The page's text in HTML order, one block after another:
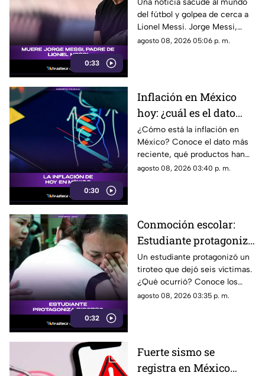
0:33
Una noticia sacude al mundo
del fútbol y golpea de cerca a
Lionel Messi. Jorge Messi,
padre y representante del astro
agosto 08, 2026 05:06 p. m.
0:30
Inflación en México
hoy: ¿cuál es el dato
actual?
¿Cómo está la inflación en
México? Conoce el dato más
reciente, qué productos han
subido de precio y cómo
agosto 08, 2026 03:40 p. m.
0:32
Conmoción escolar:
Estudiante protagoniza
t1r0t30 con seis
víctimas
Un estudiante protagonizó un
tiroteo que dejó seis víctimas.
¿Qué ocurrió? Conoce los
detalles de esta tragedia.
agosto 08, 2026 03:35 p. m.
Fuerte sismo se
registra en México